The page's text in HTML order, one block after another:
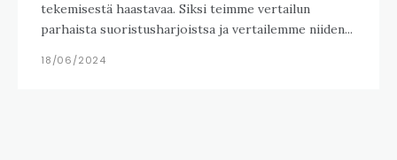
tekemisestä haastavaa. Siksi teimme vertailun
parhaista suoristusharjoistsa ja vertailemme niiden...
18/06/2024